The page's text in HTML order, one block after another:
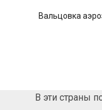
Вальцовка
В эти страны